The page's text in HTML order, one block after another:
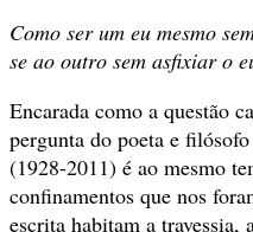
Como ser um eu mesmo
se ao outro sem asfixiar o
Encarada como a questão
pergunta do poeta e
(1928-2011) é ao mesmo
confinamentos que nos
escrita habitam a travessia,